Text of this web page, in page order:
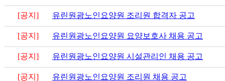
[공지] 유린원광노인요양원 조리원 합격자 공고
[공지] 유린원광노인요양원 요양보호사 채용 공고
[공지] 유린원광노인요양원 시설관리인 채용 공고
[공지] 유린원광노인요양원 조리원 채용 공고